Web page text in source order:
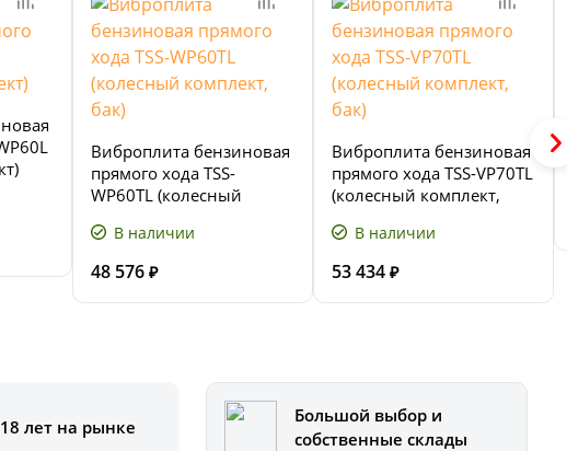
Виброплита бензиновая
прямого хода TSS-
WP60TL (колесный
В наличии
48 576 ₽
Виброплита бензиновая
прямого хода TSS-VP70TL
(колесный комплект,
В наличии
53 434 ₽
лет на рынке
Большой выбор и
собственные склады